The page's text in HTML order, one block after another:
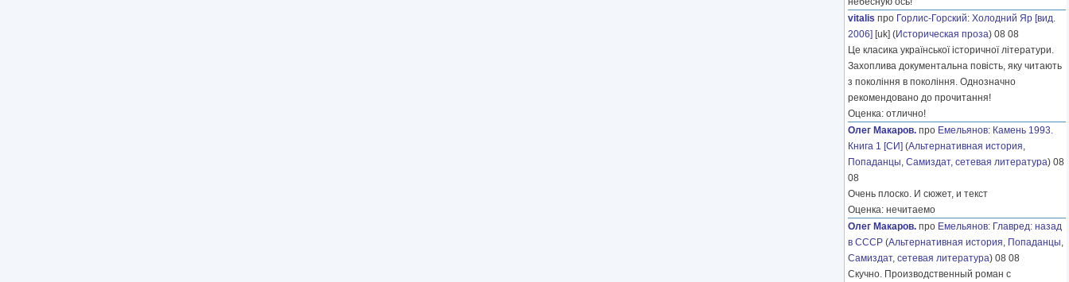
vitalis про Горлис-Горский: Холодний Яр [вид.
2006] [uk] (Историческая проза) 08 08
Це класика української історичної літератури.
Захоплива документальна повість, яку читають
з покоління в покоління. Однозначно
рекомендовано до прочитання!
Оценка: отлично!
Олег Макаров. про Емельянов: Камень 1993.
Книга 1 [СИ] (Альтернативная история,
Попаданцы, Самиздат, сетевая литература) 08
08
Очень плоско. И сюжет, и текст
Оценка: нечитаемо
Олег Макаров. про Емельянов: Главред: назад
в СССР (Альтернативная история, Попаданцы,
Самиздат, сетевая литература) 08 08
Скучно. Производственный роман с